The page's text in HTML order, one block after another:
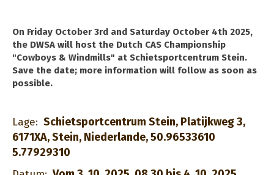
On Friday October 3rd and Saturday October 4th 2025,
the DWSA will host the Dutch CAS Championship
"Cowboys & Windmills" at Schietsportcentrum Stein.
Save the date; more information will follow as soon as
possible.
Lage: Schietsportcentrum Stein, Platijkweg 3,
6171XA, Stein, Niederlande, 50.96533610
5.77929310